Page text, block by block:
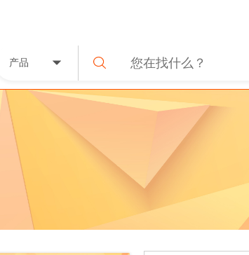
产品